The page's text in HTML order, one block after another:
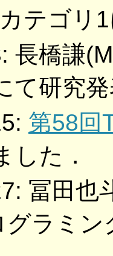
テゴリ
長橋謙
て研究
第58回
した．
冨田也
グラミ